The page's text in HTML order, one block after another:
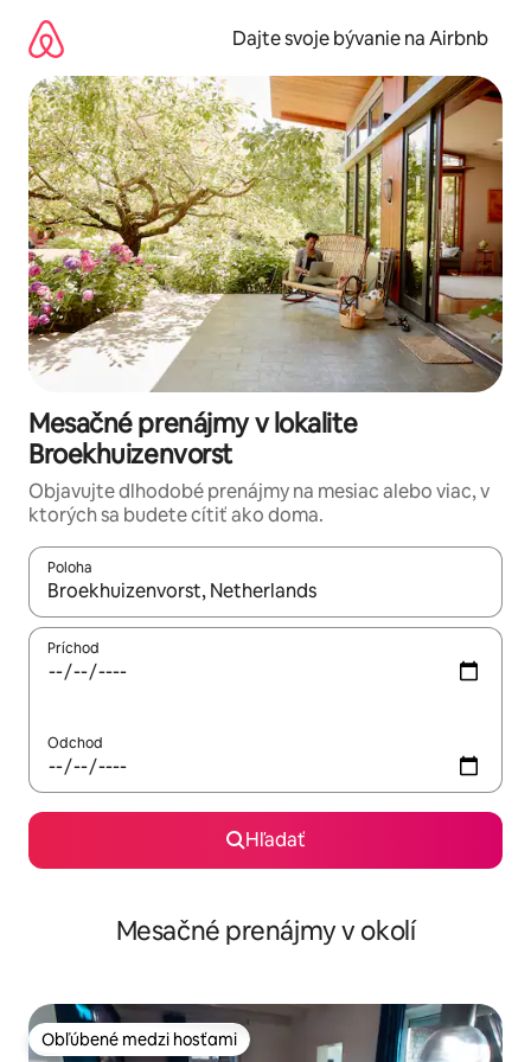
obsah.
Dajte svoje bývanie na Airbnb
Mesačné prenájmy v lokalite
Broekhuizenvorst
Objavujte dlhodobé prenájmy na mesiac alebo viac, v
ktorých sa budete cítiť ako doma.
Poloha
Keď budú výsledky k dispozícii, môžete si ich prechádzať
Príchod
Odchod
Hľadať
Mesačné prenájmy v okolí
Obľúbené medzi hosťami
Obľúbené medzi hosťami